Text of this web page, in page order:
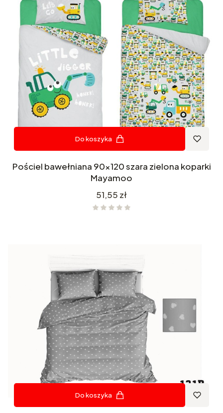
Do koszyka
Pościel bawełniana 90x120 szara zielona koparki
Mayamoo
Cena
51,55 zł
Do koszyka